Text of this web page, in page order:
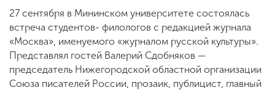
Приемная
комиссия
+7 (831) 262-26-20
27 сентября в Мининском университете состоялась
встреча студентов- филологов с редакцией журнала
«Москва», именуемого «журналом русской культуры».
Представлял гостей Валерий Сдобняков —
председатель Нижегородской областной организации
Союза писателей России, прозаик, публицист, главный